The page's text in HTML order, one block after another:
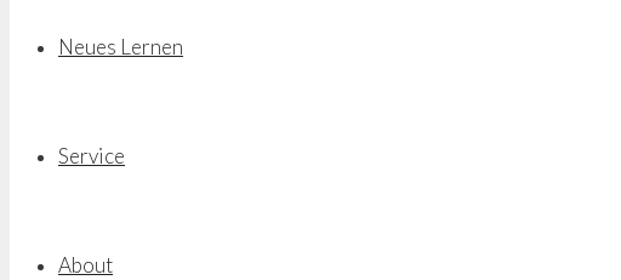
Neues Lernen
Service
About